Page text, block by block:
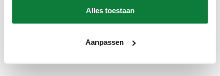
Alles toestaan
Aanpassen